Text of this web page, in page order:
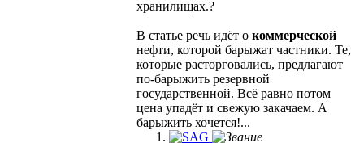
хранилищах.?
В статье речь идёт о коммерческой
нефти, которой барыжат частники. Те,
которые расторговались, предлагают
по-барыжить резервной
государственной. Всё равно потом
цена упадёт и свежую закачаем. А
барыжить хочется!...